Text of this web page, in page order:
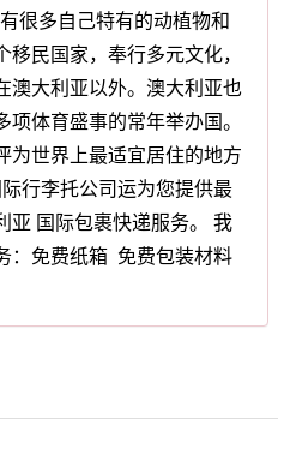
多自己特有的动植物和
民国家，奉行多元文化，
澳大利亚以外。澳大利亚也
体育盛事的常年举办国。
为世界上最适宜居住的地方
李托公司运为您提供最
亚 国际包裹快递服务。 我
：免费纸箱 免费包装材料